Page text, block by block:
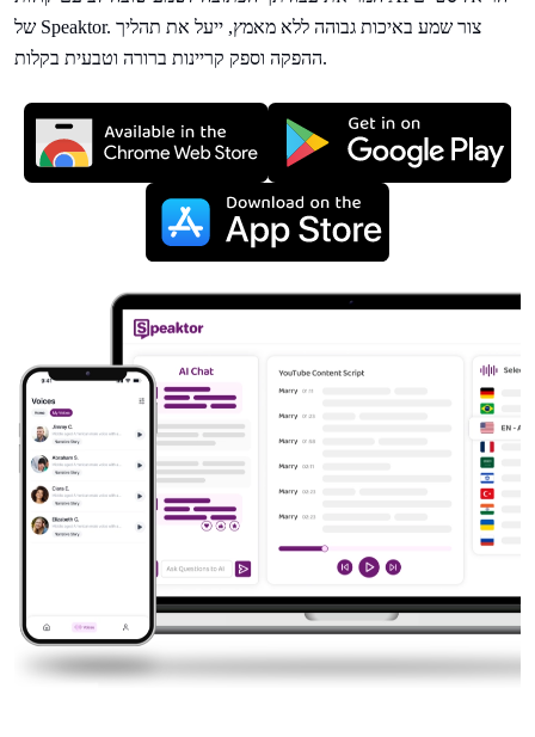
של Speaktor. צור שמע באיכות גבוהה ללא מאמץ, ייעל את תהליך
ההפקה וספק קריינות ברורה וטבעית בקלות.